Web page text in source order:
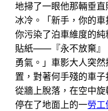
地掃了一眼他那輛垂
冰冷。「新手，你的
你污染了泊車維度的
貼紙——『永不放棄』
勇氣。」車影大人突
置，對著何手殘的車
從牆上脫落，在空中
停在了地面上的一勞工